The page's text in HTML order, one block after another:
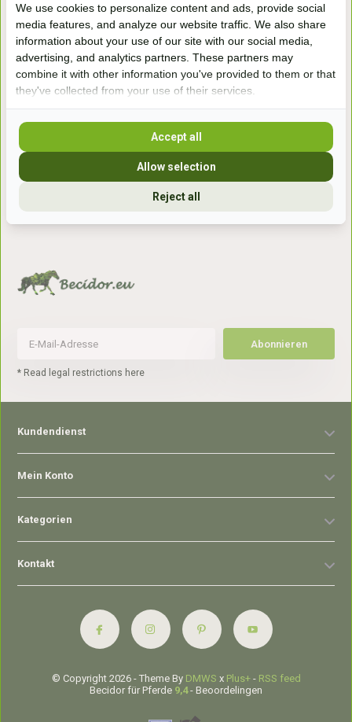
Bezoek onze
winkel
Handelsweg 6a
7041gx 's-Heerenberg
info@becidor.nl
Abonnieren
* Read legal restrictions here
Kundendienst
Mein Konto
Kategorien
Kontakt
© Copyright 2026 - Theme By DMWS x Plus+- RSS feed
Becidor für Pferde 9,4- Beoordelingen
We use cookies to personalize content and ads, provide social
media features, and analyze our website traffic. We also share
information about your use of our site with our social media,
advertising, and analytics partners. These partners may
combine it with other information you've provided to them or that
they've collected from your use of their services.
Reject all
Allow selection
Accept all